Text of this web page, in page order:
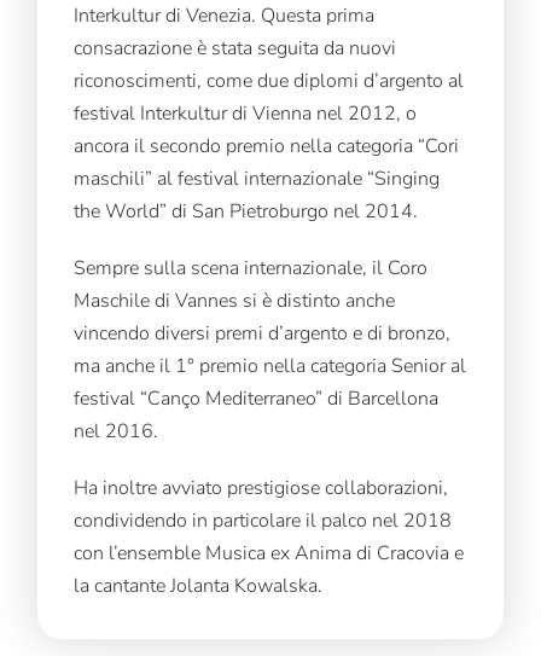
Interkultur di Venezia. Questa prima
consacrazione è stata seguita da nuovi
riconoscimenti, come due diplomi d’argento al
festival Interkultur di Vienna nel 2012, o
ancora il secondo premio nella categoria “Cori
maschili” al festival internazionale “Singing
the World” di San Pietroburgo nel 2014.
Sempre sulla scena internazionale, il Coro
Maschile di Vannes si è distinto anche
vincendo diversi premi d’argento e di bronzo,
ma anche il 1° premio nella categoria Senior al
festival “Canço Mediterraneo” di Barcellona
nel 2016.
Ha inoltre avviato prestigiose collaborazioni,
condividendo in particolare il palco nel 2018
con l’ensemble Musica ex Anima di Cracovia e
la cantante Jolanta Kowalska.